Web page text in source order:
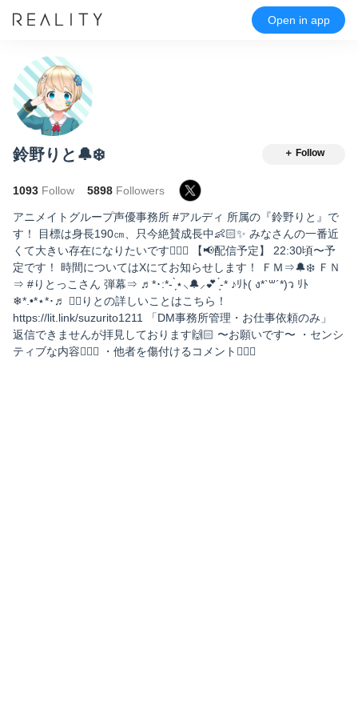
Open in app
鈴野りと🔔❄️ ＋ Follow
1093 Follow 5898 Followers
アニメイトグループ声優事務所 #アルディ 所属の『鈴野りと』で
す！ 目標は身長190㎝、只今絶賛成長中👶🏻✨ みなさんの一番近
くて大きい存在になりたいです✊🏻🔥 【📢配信予定】 22:30頃〜予
定です！ 時間についてはXにてお知らせします！ ＦＭ⇒🔔❄️ ＦＮ
⇒ #りとっこさん 弾幕⇒ ♬*･:*- ̗̀⋆⸜🔔⸝💕 ̖́-* ♪ﾘﾄ( ง*`꒳´*)ว ﾘﾄ
❄*.•*⋆*･♬ 👇🏻りとの詳しいことはこちら！
https://lit.link/suzurito1211 「DM事務所管理・お仕事依頼のみ」
返信できませんが拝見しております🙌🏻 〜お願いです〜 ・センシ
ティブな内容🙅🏻‍♂️ ・他者を傷付けるコメント🙅🏻‍♂️